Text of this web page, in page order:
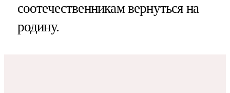
соотечественникам вернуться на
родину.